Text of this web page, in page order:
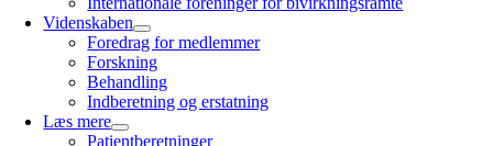
Videnskaben
Foredrag for medlemmer
Forskning
Behandling
Indberetning og erstatning
Læs mere
Patientberetninger